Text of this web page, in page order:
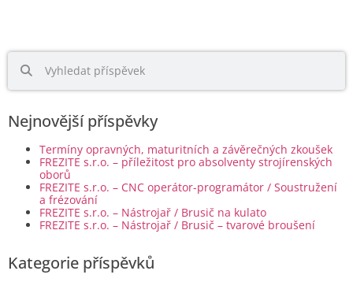
Nejnovější příspěvky
Termíny opravných, maturitních a závěrečných zkoušek
FREZITE s.r.o. – příležitost pro absolventy strojírenských
oborů
FREZITE s.r.o. – CNC operátor-programátor / Soustružení
a frézování
FREZITE s.r.o. – Nástrojař / Brusič na kulato
FREZITE s.r.o. – Nástrojař / Brusič – tvarové broušení
Kategorie příspěvků